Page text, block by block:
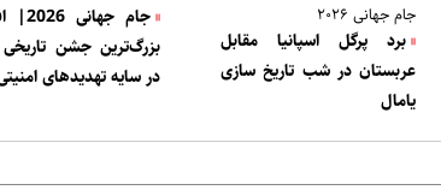
جام جهانی ۲۰۲۶
برد پرگل اسپانیا مقابل
عربستان در شب تاریخ سازی
یامال
جام
بزرگ‌ترین جشن تاریخی
در سایه تهدیدهای